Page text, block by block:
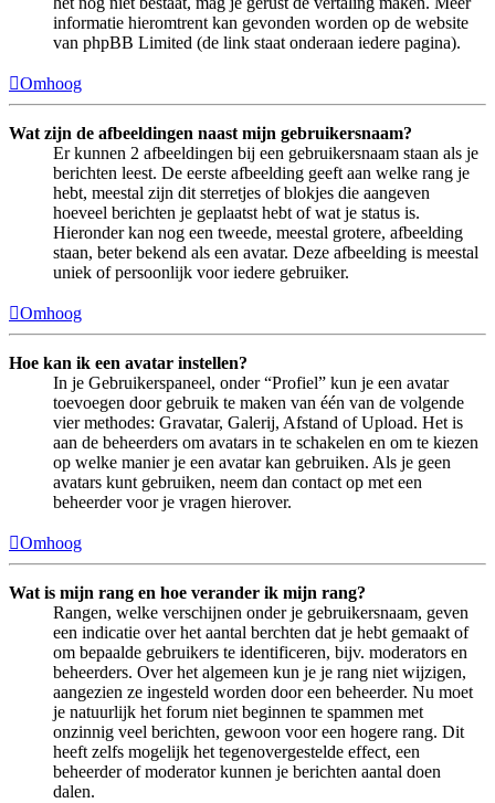
informatie hieromtrent kan gevonden worden op de website
van phpBB Limited (de link staat onderaan iedere pagina).
Omhoog
Wat zijn de afbeeldingen naast mijn gebruikersnaam?
Er kunnen 2 afbeeldingen bij een gebruikersnaam staan als je
berichten leest. De eerste afbeelding geeft aan welke rang je
hebt, meestal zijn dit sterretjes of blokjes die aangeven
hoeveel berichten je geplaatst hebt of wat je status is.
Hieronder kan nog een tweede, meestal grotere, afbeelding
staan, beter bekend als een avatar. Deze afbeelding is meestal
uniek of persoonlijk voor iedere gebruiker.
Omhoog
Hoe kan ik een avatar instellen?
In je Gebruikerspaneel, onder “Profiel” kun je een avatar
toevoegen door gebruik te maken van één van de volgende
vier methodes: Gravatar, Galerij, Afstand of Upload. Het is
aan de beheerders om avatars in te schakelen en om te kiezen
op welke manier je een avatar kan gebruiken. Als je geen
avatars kunt gebruiken, neem dan contact op met een
beheerder voor je vragen hierover.
Omhoog
Wat is mijn rang en hoe verander ik mijn rang?
Rangen, welke verschijnen onder je gebruikersnaam, geven
een indicatie over het aantal berchten dat je hebt gemaakt of
om bepaalde gebruikers te identificeren, bijv. moderators en
beheerders. Over het algemeen kun je je rang niet wijzigen,
aangezien ze ingesteld worden door een beheerder. Nu moet
je natuurlijk het forum niet beginnen te spammen met
onzinnig veel berichten, gewoon voor een hogere rang. Dit
heeft zelfs mogelijk het tegenovergestelde effect, een
beheerder of moderator kunnen je berichten aantal doen
dalen.